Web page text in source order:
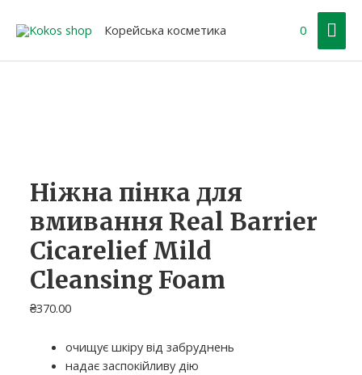
Корейська косметика 0
Ніжна пінка для
вмивання Real Barrier
Cicarelief Mild
Cleansing Foam
₴370.00
очищує шкіру від забруднень
надає заспокійливу дію